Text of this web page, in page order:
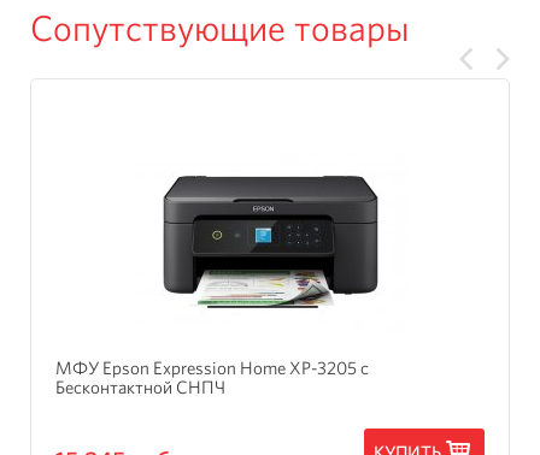
Сопутствующие товары
МФУ Epson Expression Home XP-3205 с
Бесконтактной СНПЧ